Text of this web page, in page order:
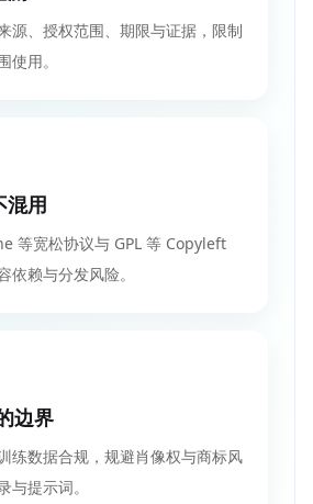
源、授权范围、期限与证据，限制
使用。
混用
等宽松协议与 GPL 等 Copyleft
依赖与分发风险。
边界
练数据合规，规避肖像权与商标风
与提示词。